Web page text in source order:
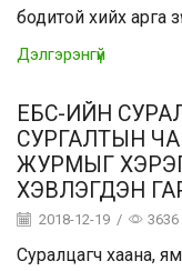
бодитой хийх арга
Дэлгэрэнгүй
ЕБС-ИЙН
СУРГАЛТЫН
ЖУРМЫГ
ХЭВЛЭГДЭН
2018-12-19 / 3636
Суралцагч хаана,